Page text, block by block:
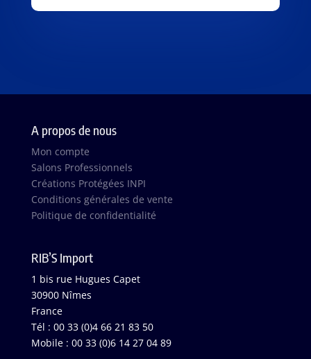
A propos de nous
Mon compte
Salons Professionnels
Créations Protégées INPI
Conditions générales de vente
Politique de confidentialité
RIB’S Import
1 bis rue Hugues Capet
30900 Nîmes
France
Tél : 00 33 (0)4 66 21 83 50
Mobile : 00 33 (0)6 14 27 04 89